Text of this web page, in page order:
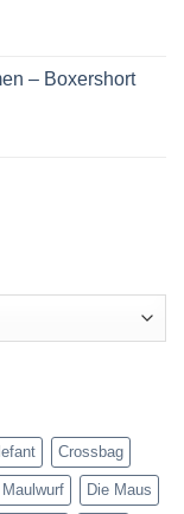
– Boxershort
Crossbag
Die Maus